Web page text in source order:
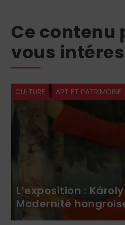
Ce contenu
vous
Ferenczy.
+